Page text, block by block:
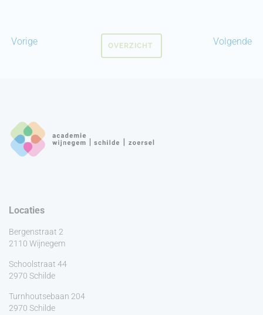
Vorige Volgende
OVERZICHT
Locaties
Bergenstraat 2
2110 Wijnegem
Schoolstraat 44
2970 Schilde
Turnhoutsebaan 204
2970 Schilde